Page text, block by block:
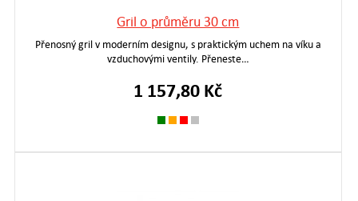
Gril o průměru 30 cm
Přenosný gril v moderním designu, s praktickým uchem na víku a
vzduchovými ventily. Přeneste…
1 157,80 Kč